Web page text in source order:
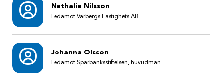
Nathalie Nilsson
Ledamot Varbergs Fastighets AB
Johanna Olsson
Ledamot Sparbanksstiftelsen, huvudmän